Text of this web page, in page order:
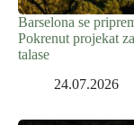
Barselona se
Pokrenut projekat
talase
24.07.2026